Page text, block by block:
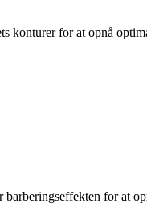
konturer for at opnå
for at